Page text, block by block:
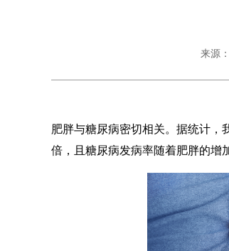
来源
肥胖与糖尿病密切相关。据统计，
倍，且糖尿病发病率随着肥胖的增